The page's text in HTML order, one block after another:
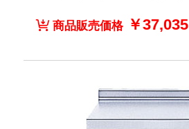
ックストーン
商品販売価格￥37,035